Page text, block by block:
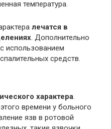
температура.
лечатся в
. Дополнительно
использованием
средств.
характера
времени у больного
язв в ротовой